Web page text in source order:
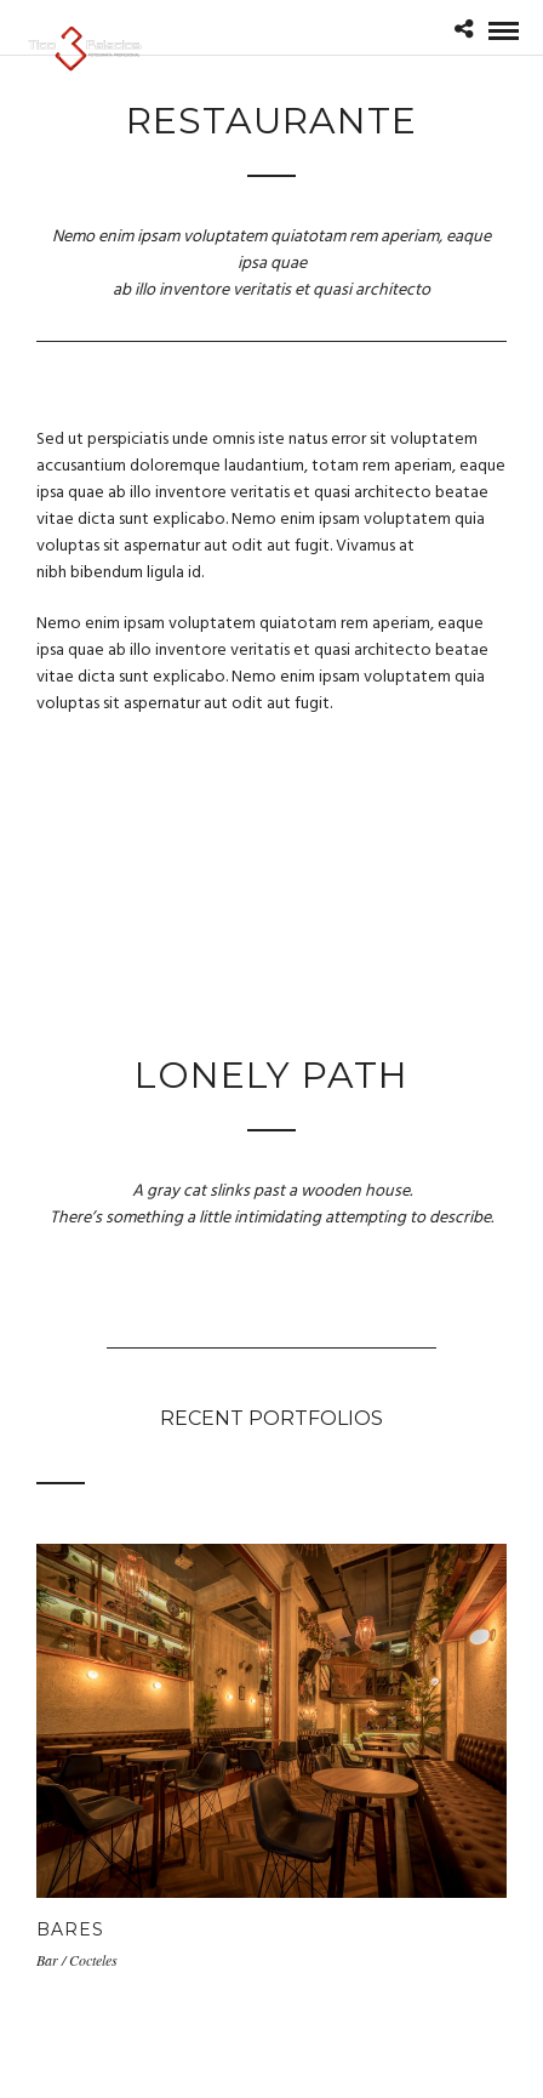
RESTAURANTE
Nemo enim ipsam voluptatem quiatotam rem aperiam, eaque
ipsa quae
ab illo inventore veritatis et quasi architecto
Sed ut perspiciatis unde omnis iste natus error sit voluptatem
accusantium doloremque laudantium, totam rem aperiam, eaque
ipsa quae ab illo inventore veritatis et quasi architecto beatae
vitae dicta sunt explicabo. Nemo enim ipsam voluptatem quia
voluptas sit aspernatur aut odit aut fugit. Vivamus at
nibh bibendum ligula id.
Nemo enim ipsam voluptatem quiatotam rem aperiam, eaque
ipsa quae ab illo inventore veritatis et quasi architecto beatae
vitae dicta sunt explicabo. Nemo enim ipsam voluptatem quia
voluptas sit aspernatur aut odit aut fugit.
LONELY PATH
A gray cat slinks past a wooden house.
There’s something a little intimidating attempting to describe.
RECENT PORTFOLIOS
BARES
Bar / Cocteles